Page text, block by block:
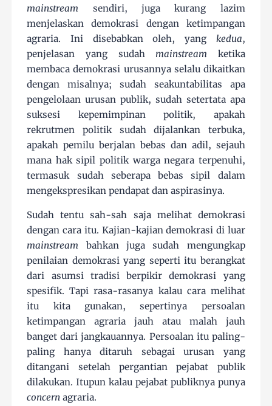
mainstream sendiri, juga kurang lazim
menjelaskan demokrasi dengan ketimpangan
agraria. Ini disebabkan oleh, yang kedua,
penjelasan yang sudah mainstream ketika
membaca demokrasi urusannya selalu dikaitkan
dengan misalnya; sudah seakuntabilitas apa
pengelolaan urusan publik, sudah setertata apa
suksesi kepemimpinan politik, apakah
rekrutmen politik sudah dijalankan terbuka,
apakah pemilu berjalan bebas dan adil, sejauh
mana hak sipil politik warga negara terpenuhi,
termasuk sudah seberapa bebas sipil dalam
mengekspresikan pendapat dan aspirasinya.
Sudah tentu sah-sah saja melihat demokrasi
dengan cara itu. Kajian-kajian demokrasi di luar
mainstream bahkan juga sudah mengungkap
penilaian demokrasi yang seperti itu berangkat
dari asumsi tradisi berpikir demokrasi yang
spesifik. Tapi rasa-rasanya kalau cara melihat
itu kita gunakan, sepertinya persoalan
ketimpangan agraria jauh atau malah jauh
banget dari jangkauannya. Persoalan itu paling-
paling hanya ditaruh sebagai urusan yang
ditangani setelah pergantian pejabat publik
dilakukan. Itupun kalau pejabat publiknya punya
concernagraria.